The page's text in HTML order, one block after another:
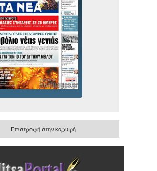
Επιστροφή στην κορυφή